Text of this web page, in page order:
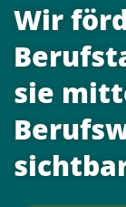
Wir
sie